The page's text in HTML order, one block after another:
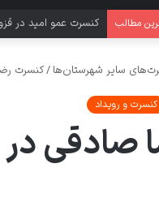
مطالب کنسرت عمو امید در
سایر شهرستان‌ها /کنسرت
کنسرت و رویداد
صادقی